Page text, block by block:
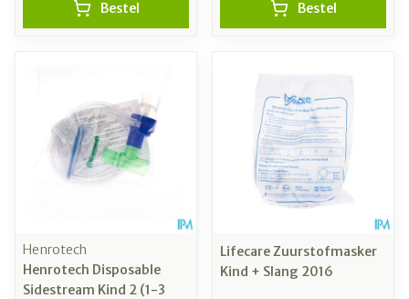
Bestel Bestel
Henrotech
Henrotech Disposable
Sidestream Kind 2 (1-3
Lifecare Zuurstofmasker
Kind + Slang 2016